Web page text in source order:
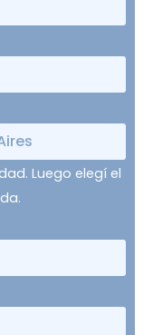
Luego elegí el